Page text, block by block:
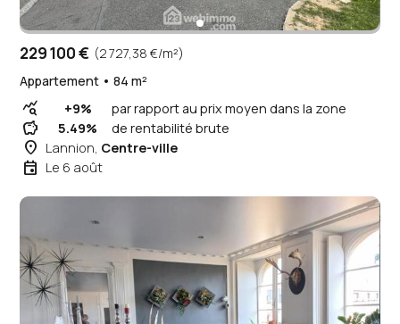
229 100 € (2 727,38 €/m²)
Appartement • 84 m²
query_stats +9% par rapport au prix moyen dans la zone
savings 5.49% de rentabilité brute
place Lannion, Centre-ville
event Le 6 août